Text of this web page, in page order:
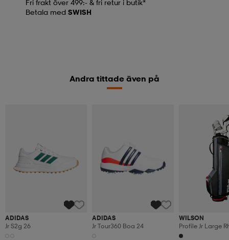
Fri frakt över 499:- & fri retur i butik*
Betala med SWISH
Andra tittade även på
ADIDAS
Jr S2g 26
ADIDAS
Jr Tour360 Boa 24
WILSON
Profile Jr Large